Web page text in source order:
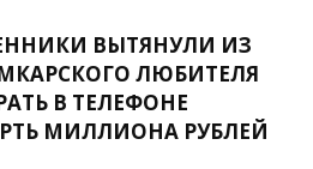
ВЫТЯНУЛИ ИЗ
ЛЮБИТЕЛЯ
В ТЕЛЕФОНЕ
МИЛЛИОНА РУБЛЕЙ